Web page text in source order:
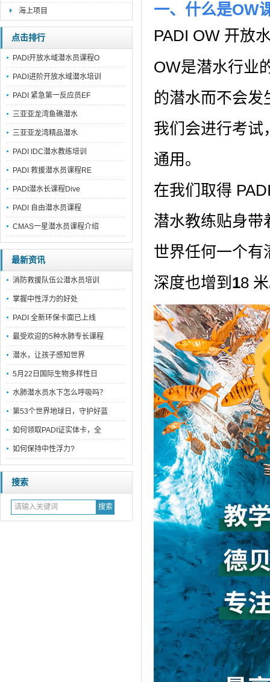
海上项目
点击排行
PADI开放水域潜水员课程O
PADI进阶开放水域潜水培训
PADI 紧急第一反应员EF
三亚亚龙湾鱼礁潜水
三亚亚龙湾精品潜水
PADI IDC潜水教练培训
PADI 救援潜水员课程RE
PADI潜水长课程Dive
PADI 自由潜水员课程
CMAS一星潜水员课程介绍
最新资讯
消防救援队伍公潜水员培训
掌握中性浮力的好处
PADI 全新环保卡面已上线
最受欢迎的5种水肺专长课程
潜水，让孩子感知世界
5月22日国际生物多样性日
水肺潜水员水下怎么呼吸吗？
第53个世界地球日，守护好蓝
如何领取PADI证实体卡，全
如何保持中性浮力?
搜索
一、什么是OW
PADI OW 开放
OW是潜水行业
的潜水而不会
我们会进行考试
通用。
在我们取得
潜水教练贴身带
世界任何一个有
深度也增到 18